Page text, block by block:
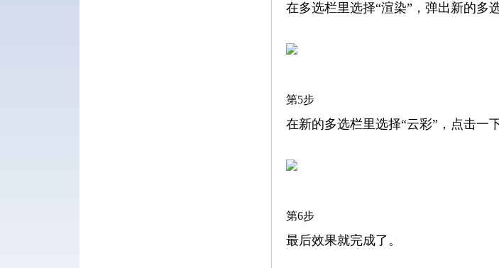
在多选栏里选择“渲染”，弹出新的多
第5步
在新的多选栏里选择“云彩”，点击一下
第6步
最后效果就完成了。